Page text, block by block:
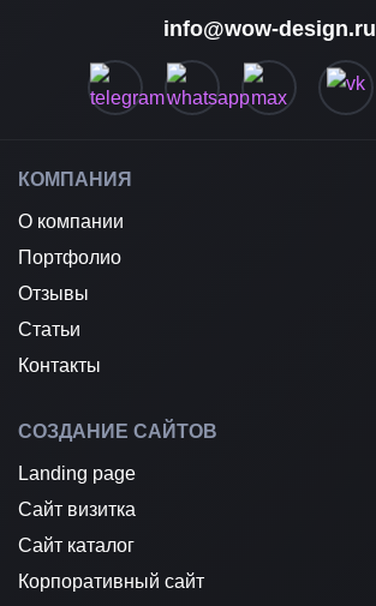
info@wow-design.ru
КОМПАНИЯ
О компании
Портфолио
Отзывы
Статьи
Контакты
СОЗДАНИЕ САЙТОВ
Landing page
Сайт визитка
Сайт каталог
Корпоративный сайт